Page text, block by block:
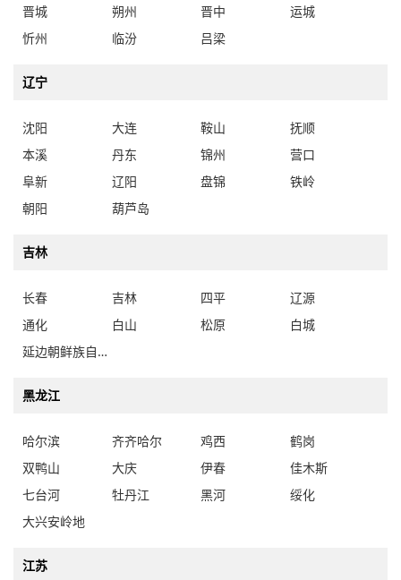
晋城
朔州 晋中
运城
忻州
临汾 吕梁
辽宁
沈阳 大连 鞍山
抚顺
本溪
丹东 锦州
营口
阜新
辽阳 盘锦
铁岭
朝阳
葫芦岛
吉林
长春 吉林 四平
辽源
通化
白山 松原
白城
延边朝鲜族自治州
黑龙江
哈尔滨 齐齐哈尔 鸡西
鹤岗
双鸭山
大庆 伊春
佳木斯
七台河
牡丹江 黑河
绥化
大兴安岭地
江苏